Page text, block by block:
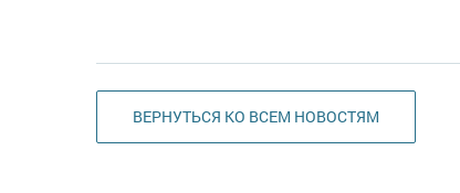
ВЕРНУТЬСЯ КО ВСЕМ НОВОСТЯМ